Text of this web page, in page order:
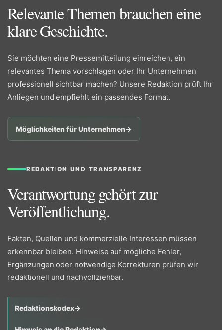
Relevante Themen brauchen eine
klare Geschichte.
Sie möchten eine Pressemitteilung einreichen, ein
relevantes Thema vorschlagen oder Ihr Unternehmen
professionell sichtbar machen? Unsere Redaktion prüft Ihr
Anliegen und empfiehlt ein passendes Format.
Möglichkeiten für Unternehmen→
REDAKTION UND TRANSPARENZ
Verantwortung gehört zur
Veröffentlichung.
Fakten, Quellen und kommerzielle Interessen müssen
erkennbar bleiben. Hinweise auf mögliche Fehler,
Ergänzungen oder notwendige Korrekturen prüfen wir
redaktionell und nachvollziehbar.
Redaktionskodex→